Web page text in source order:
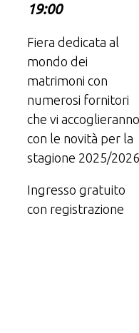
19:00
Fiera dedicata al
mondo dei
matrimoni con
numerosi fornitori
che vi accoglieranno
con le novità per la
stagione 2025/2026
Ingresso gratuito
con registrazione